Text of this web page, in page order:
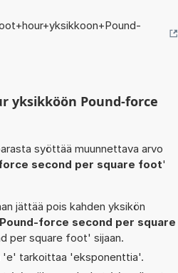
yksikköön Pound-force
syöttää muunnettava arvo
second per square foot'
jättää pois kahden yksikön
force second per square
per square foot' sijaan.
'e' tarkoittaa 'eksponenttia'.